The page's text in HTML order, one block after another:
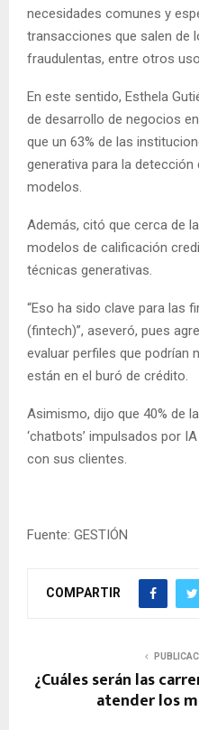
necesidades comunes y
transacciones que salen de
fraudulentas, entre otros
En este sentido, Esthela
de desarrollo de negocios
que un 63% de las
generativa para la
modelos.
Además, citó que cerca de
modelos de calificación
técnicas generativas.
“Eso ha sido clave para las
(fintech)”, aseveró, pues
evaluar perfiles que podrían
están en el buró de crédito.
Asimismo, dijo que 40% de
‘chatbots’ impulsados por
con sus clientes.
Fuente: GESTIÓN
COMPARTIR
¿Cuáles serán las
atender los